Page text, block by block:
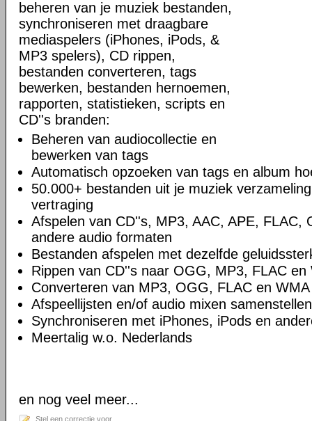
beheren van je muziek bestanden,
synchroniseren met draagbare
mediaspelers (iPhones, iPods, &
MP3 spelers), CD rippen,
bestanden converteren, tags
bewerken, bestanden hernoemen,
rapporten, statistieken, scripts en
CD''s branden:
Beheren van audiocollectie en
bewerken van tags
Automatisch opzoeken van tags en album
50.000+ bestanden uit je muziek
vertraging
Afspelen van CD''s, MP3, AAC, APE, FLAC,
andere audio formaten
Bestanden afspelen met dezelfde
Rippen van CD''s naar OGG, MP3, FLAC en
Converteren van MP3, OGG, FLAC en WMA
Afspeellijsten en/of audio mixen samenstellen
Synchroniseren met iPhones, iPods en
Meertalig w.o. Nederlands
en nog veel meer...
Stel een correctie voor